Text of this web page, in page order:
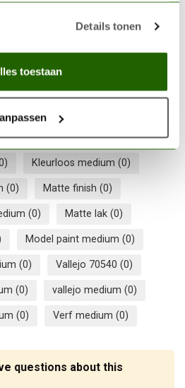
Details tonen
toestaan
€3,06
Acrylic medium
Colorless medium(0)
Kleurloos medium (0)
(0) Matte finish (0)
(0) Matte lak (0)
Model paint medium (0)
(0) Vallejo 70540 (0)
(0) vallejo medium (0)
(0) Verf medium (0)
questions about this